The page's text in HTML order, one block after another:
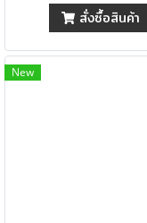
สั่งซื้อสินค้า
New